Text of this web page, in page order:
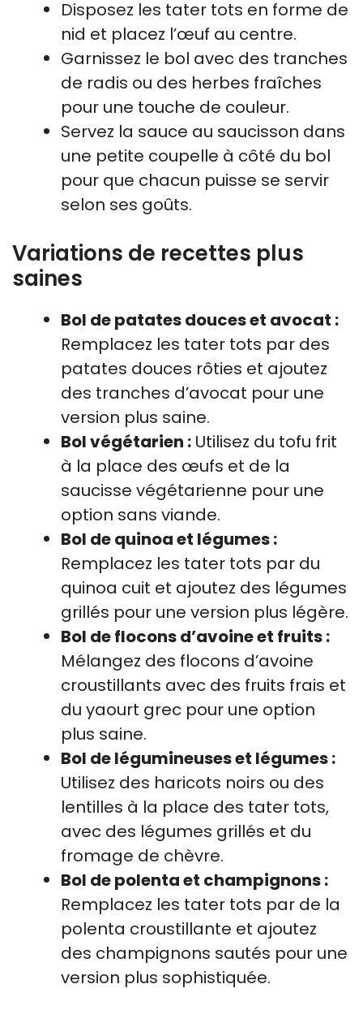
Disposez les tater tots en forme de
nid et placez l’œuf au centre.
Garnissez le bol avec des tranches
de radis ou des herbes fraîches
pour une touche de couleur.
Servez la sauce au saucisson dans
une petite coupelle à côté du bol
pour que chacun puisse se servir
selon ses goûts.
Variations de recettes plus
saines
Bol de patates douces et avocat :
Remplacez les tater tots par des
patates douces rôties et ajoutez
des tranches d’avocat pour une
version plus saine.
Bol végétarien : Utilisez du tofu frit
à la place des œufs et de la
saucisse végétarienne pour une
option sans viande.
Bol de quinoa et légumes :
Remplacez les tater tots par du
quinoa cuit et ajoutez des légumes
grillés pour une version plus légère.
Bol de flocons d’avoine et fruits :
Mélangez des flocons d’avoine
croustillants avec des fruits frais et
du yaourt grec pour une option
plus saine.
Bol de légumineuses et légumes :
Utilisez des haricots noirs ou des
lentilles à la place des tater tots,
avec des légumes grillés et du
fromage de chèvre.
Bol de polenta et champignons :
Remplacez les tater tots par de la
polenta croustillante et ajoutez
des champignons sautés pour une
version plus sophistiquée.